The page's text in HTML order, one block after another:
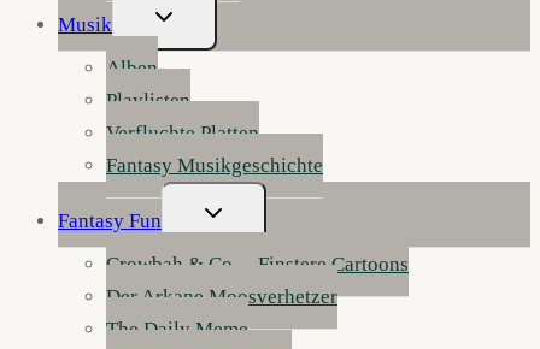
Musik
Untermenü
Umschalten
Alben
Playlisten
Verfluchte Platten
Fantasy Musikgeschichte
Fantasy Fun
Untermenü
Umschalten
Crowbah & Co. – Finstere Cartoons
Der Arkane Moosverhetzer
The Daily Meme